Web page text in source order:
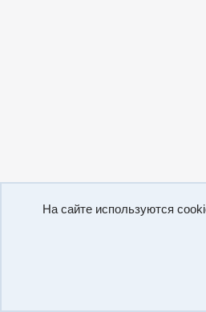
На сайте используются